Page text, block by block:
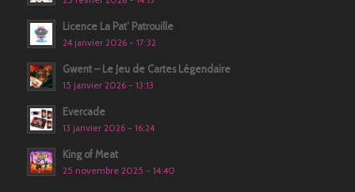
Licence La Pat’ Patrouille
24 janvier 2026 - 17:32
Gwent – Le Jeu de Cartes Légendaire
15 janvier 2026 - 13:13
Evercade
13 janvier 2026 - 16:24
King of Meat
25 novembre 2025 - 14:40